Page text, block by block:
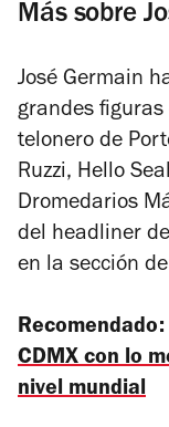
Más sobre
José Germain
grandes
telonero de
Ruzzi, Hello
Dromedarios
del headliner
en la sección
Recomendado:
CDMX con lo
nivel mundial